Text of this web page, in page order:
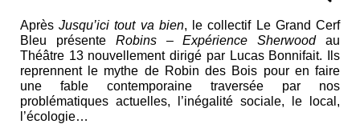
AprèsJusqu’ici tout va bien, le collectif Le Grand Cerf
Bleu présente Robins – Expérience Sherwoodau
Théâtre 13 nouvellement dirigé par Lucas Bonnifait. Ils
reprennent le mythe de Robin des Bois pour en faire
une fable contemporaine traversée par nos
problématiques actuelles, l’inégalité sociale, le local,
l’écologie…